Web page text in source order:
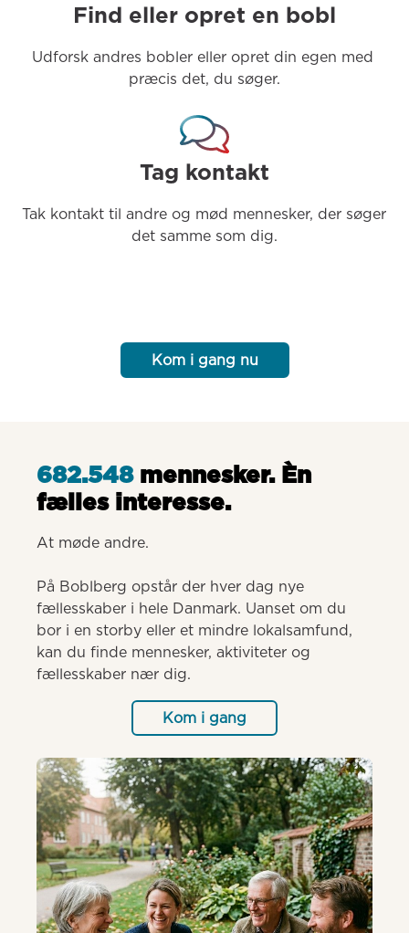
Find eller opret en bobl
Udforsk andres bobler eller opret din egen med
præcis det, du søger.
Tag kontakt
Tak kontakt til andre og mød mennesker, der søger
det samme som dig.
Kom i gang nu
682.548mennesker. Èn
fælles interesse.
At møde andre.
På Boblberg opstår der hver dag nye
fællesskaber i hele Danmark. Uanset om du
bor i en storby eller et mindre lokalsamfund,
kan du finde mennesker, aktiviteter og
fællesskaber nær dig.
Kom i gang